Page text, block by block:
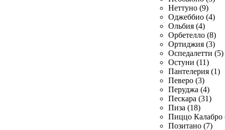
Неттуно (9)
Оджеббио (4)
Ольбия (4)
Орбетелло (8)
Ортиджия (3)
Оспедалетти (5)
Остуни (11)
Пантелерия (1)
Певеро (3)
Перуджа (4)
Пескара (31)
Пиза (18)
Пиццо Калабро
Позитано (7)